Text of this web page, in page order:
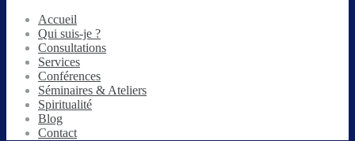
Accueil
Qui suis-je ?
Consultations
Services
Conférences
Séminaires & Ateliers
Spiritualité
Blog
Contact